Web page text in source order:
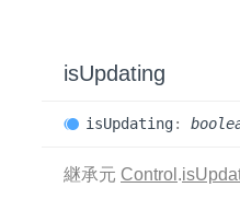
isUpdating
isUpdating:
継承元 Control .